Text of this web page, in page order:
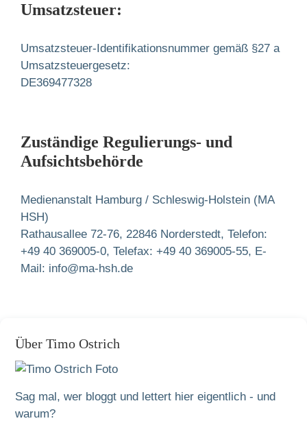
Umsatzsteuer:
Umsatzsteuer-Identifikationsnummer gemäß §27 a
Umsatzsteuergesetz:
DE369477328
Zuständige Regulierungs- und
Aufsichtsbehörde
Medienanstalt Hamburg / Schleswig-Holstein (MA
HSH)
Rathausallee 72-76, 22846 Norderstedt, Telefon:
+49 40 369005-0, Telefax: +49 40 369005-55, E-
Mail: info@ma-hsh.de
Über Timo Ostrich
Sag mal, wer bloggt und lettert hier eigentlich - und
warum?